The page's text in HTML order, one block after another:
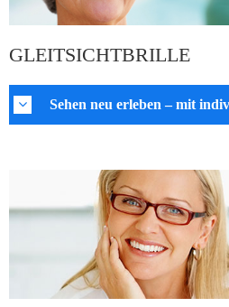
GLEITSICHTBRILLE
Sehen neu erleben – mit